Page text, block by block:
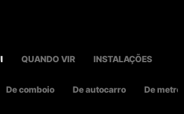
QUANDO VIR INSTALAÇÕES
De comboio De autocarro De metro